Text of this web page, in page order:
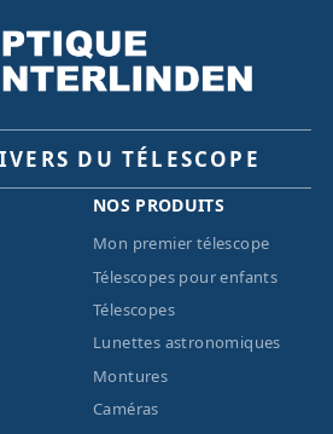
DU TÉLESCOPE
NOS PRODUITS
Mon premier télescope
Télescopes pour enfants
Télescopes
Lunettes astronomiques
Montures
Caméras